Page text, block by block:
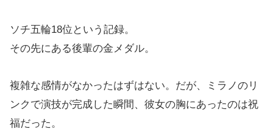
ソチ五輪18位という記録。
その先にある後輩の金メダル。
複雑な感情がなかったはずはない。だが、ミラノのリ
ンクで演技が完成した瞬間、彼女の胸にあったのは祝
福だった。